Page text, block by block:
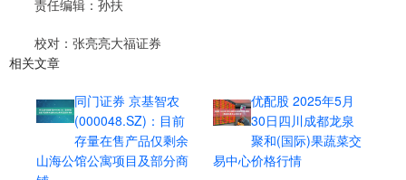
责任编辑：孙扶
校对：张亮亮大福证券
相关文章
同门证券 京基智农
(000048.SZ)：目前
存量在售产品仅剩余
山海公馆公寓项目及部分商
优配股 2025年5月
30日四川成都龙泉
聚和(国际)果蔬菜交
易中心价格行情